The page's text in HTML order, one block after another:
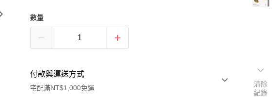
數量
付款與運送方式
宅配滿NT$1,000免運
清除
紀錄